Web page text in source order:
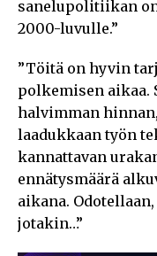
sanelupolitiikan
2000-luvulle.”
”Töitä on hyvin
polkemisen aikaa.
halvimman
laadukkaan työn
kannattavan
ennätysmäärä
aikana.
jotakin…”